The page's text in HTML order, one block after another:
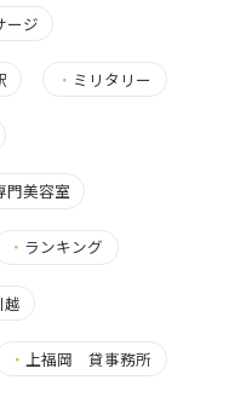
ージ
・ ミリタリー
門美容室
・ ランキング
・ 上福岡 貸事務所